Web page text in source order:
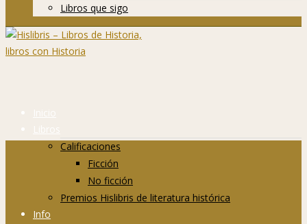
Libros que sigo
Inicio
Libros
Calificaciones
Ficción
No ficción
Premios Hislibris de literatura histórica
Info